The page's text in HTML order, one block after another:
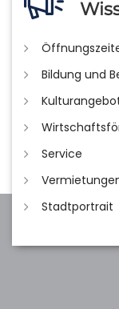
Bildung und
Service
Stadtportrait